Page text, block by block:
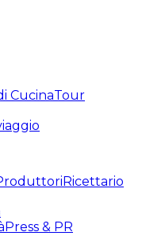
CucinaTour
Ricettario
Press & PR